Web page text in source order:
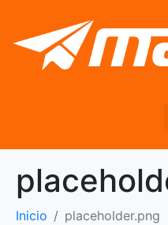
Inicio placeholder.png